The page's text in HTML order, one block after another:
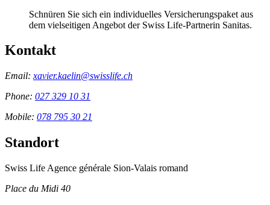
Schnüren Sie sich ein individuelles Versicherungspaket aus
dem vielseitigen Angebot der Swiss Life-Partnerin Sanitas.
Kontakt
Email: xavier.kaelin@swisslife.ch
Phone: 027 329 10 31
Mobile: 078 795 30 21
Standort
Swiss Life Agence générale Sion-Valais romand
Place du Midi 40